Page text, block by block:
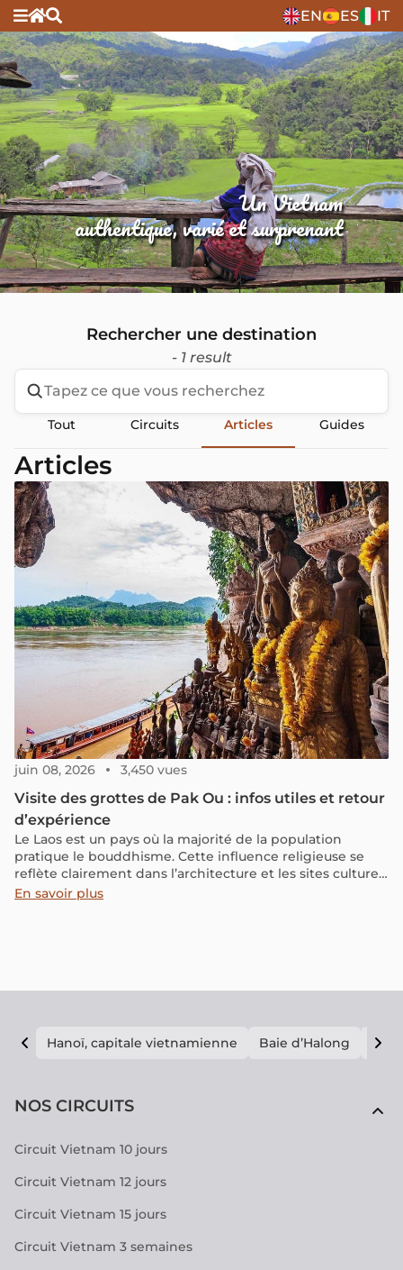
EN ES IT
Un Vietnam
authentique, varié et surprenant
Rechercher une destination
- 1 result
Tout Circuits Articles Guides
Articles
juin 08, 2026 3,450 vues
Visite des grottes de Pak Ou : infos utiles et retour
d’expérience
Le Laos est un pays où la majorité de la population
pratique le bouddhisme. Cette influence religieuse se
reflète clairement dans l’architecture et les sites culturels
que l’on peut y visiter. En dehors de Luang Prabang –
découvrir cet endroit singulier à travers mon expérience
En savoir plus
Hanoï, capitale vietnamienne Baie d’Halong E
NOS CIRCUITS
Circuit Vietnam 10 jours
Circuit Vietnam 12 jours
Circuit Vietnam 15 jours
Circuit Vietnam 3 semaines